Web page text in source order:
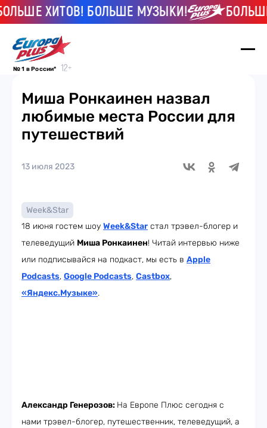
ХИТОВ! БОЛЬШЕ МУЗЫКИ! БОЛЬШЕ
№ 1 в России*
Миша Ронкаинен назвал
любимые места России для
путешествий
13 июля 2023
Week&Star
18 июня гостем шоу Week&Star стал трэвел-блогер и
телеведущий Миша Ронкаинен! Читай интервью ниже
или подписывайся на подкаст, мы есть в Apple
Podcasts, Google Podcasts, Castbox,
«Яндекс.Музыке».
Александр Генерозов: На Европе Плюс сегодня с
нами трэвел-блогер, путешественник, телеведущий, а